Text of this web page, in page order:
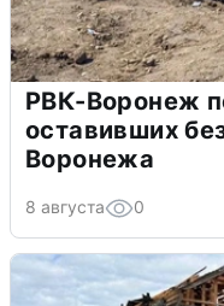
РВК-Воронеж
оставивших
Воронежа
8 августа 0